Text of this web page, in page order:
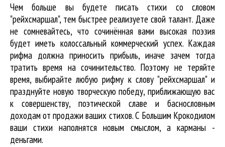
Чем больше вы будете писать стихи со словом
"рейхсмаршал", тем быстрее реализуете свой талант. Даже
не сомневайтесь, что сочинённая вами высокая поэзия
будет иметь колоссальный коммерческий успех. Каждая
рифма должна приносить прибыль, иначе зачем тогда
тратить время на сочинительство. Поэтому не теряйте
время, выбирайте любую рифму к слову "рейхсмаршал" и
празднуйте новую творческую победу, приближающую вас
к совершенству, поэтической славе и баснословным
доходам от продажи ваших стихов. С Большим Крокодилом
ваши стихи наполнятся новым смыслом, а карманы -
деньгами.